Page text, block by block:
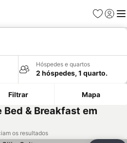
Favoritos
Iniciar
Hóspedes e quartos
2 hóspedes, 1 quarto.
Filtrar Mapa
& Breakfast em
os resultados